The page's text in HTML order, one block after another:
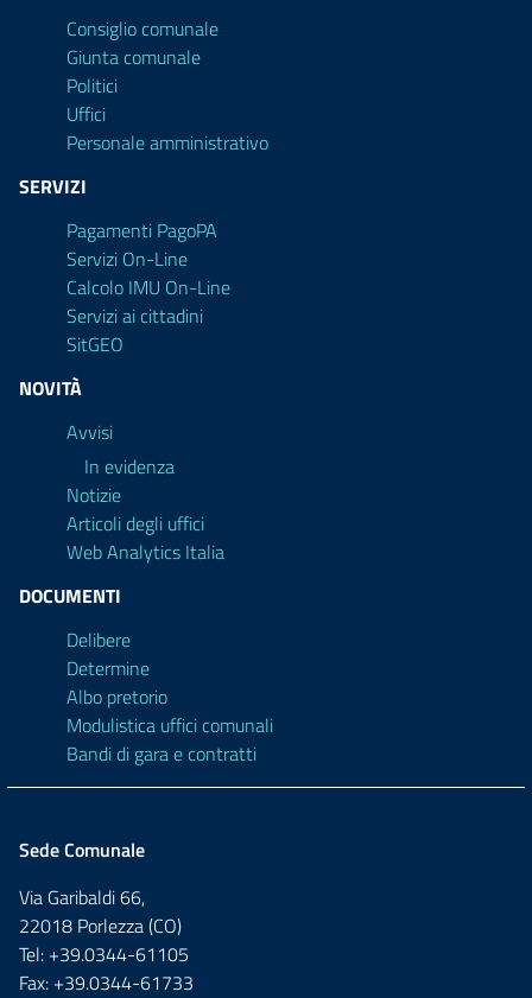
Consiglio comunale
Giunta comunale
Politici
Uffici
Personale amministrativo
SERVIZI
Pagamenti PagoPA
Servizi On-Line
Calcolo IMU On-Line
Servizi ai cittadini
SitGEO
NOVITÀ
Avvisi
In evidenza
Notizie
Articoli degli uffici
Web Analytics Italia
DOCUMENTI
Delibere
Determine
Albo pretorio
Modulistica uffici comunali
Bandi di gara e contratti
Sede Comunale
Via Garibaldi 66,
22018 Porlezza (CO)
Tel: +39.0344-61105
Fax: +39.0344-61733